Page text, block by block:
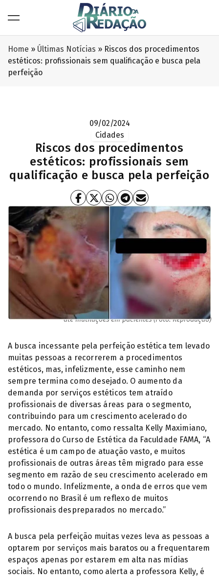
Home » Últimas Notícias » Riscos dos procedimentos
estéticos: profissionais sem qualificação e busca pela
perfeição
09/02/2024
Cidades
Riscos dos procedimentos
estéticos: profissionais sem
qualificação e busca pela perfeição
Procedimentos estéticos mal sucedidos, tem provocado lesões e
até mutilações em pacientes (Foto: Reprodução)
A busca incessante pela perfeição estética tem levado
muitas pessoas a recorrerem a procedimentos
estéticos, mas, infelizmente, esse caminho nem
sempre termina como desejado. O aumento da
demanda por serviços estéticos tem atraído
profissionais de diversas áreas para o segmento,
contribuindo para um crescimento acelerado do
mercado. No entanto, como ressalta Kelly Maximiano,
professora do Curso de Estética da Faculdade FAMA, “A
estética é um campo de atuação vasto, e muitos
profissionais de outras áreas têm migrado para esse
segmento em razão de seu crescimento acelerado em
todo o mundo. Infelizmente, a onda de erros que vem
ocorrendo no Brasil é um reflexo de muitos
profissionais despreparados no mercado.”
A busca pela perfeição muitas vezes leva as pessoas a
optarem por serviços mais baratos ou a frequentarem
espaços apenas por estarem em alta nas mídias
sociais. No entanto, como alerta a professora Kelly, é